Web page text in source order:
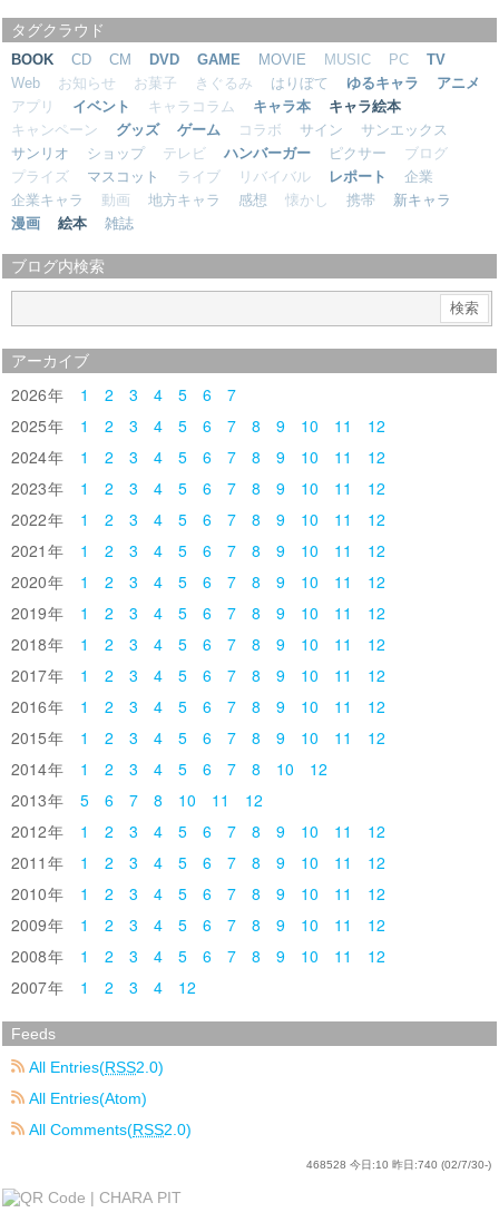
タグクラウド
BOOK CD CM DVD GAME MOVIE MUSIC PC
TV
Web
お知らせ お菓子 きぐるみ はりぼて ゆるキャラ
アニメ
アプリ
イベント キャラコラム キャラ本
キャラ絵本
キャンペーン
グッズ ゲーム コラボ サイン
サンエックス
サンリオ
ショップ テレビ ハンバーガー ピクサー
ブログ
プライズ
マスコット ライブ リバイバル レポート
企業
企業キャラ
動画 地方キャラ 感想 懐かし 携帯
新キャラ
漫画
絵本 雑誌
ブログ内検索
アーカイブ
2026 1 2 3 4 5 6
7
2025
1 2 3 4 5 6 7 8 9 10 11
12
2024
1 2 3 4 5 6 7 8 9 10 11
12
2023
1 2 3 4 5 6 7 8 9 10 11
12
2022
1 2 3 4 5 6 7 8 9 10 11
12
2021
1 2 3 4 5 6 7 8 9 10 11
12
2020
1 2 3 4 5 6 7 8 9 10 11
12
2019
1 2 3 4 5 6 7 8 9 10 11
12
2018
1 2 3 4 5 6 7 8 9 10 11
12
2017
1 2 3 4 5 6 7 8 9 10 11
12
2016
1 2 3 4 5 6 7 8 9 10 11
12
2015
1 2 3 4 5 6 7 8 9 10 11
12
2014
1 2 3 4 5 6 7 8 10
12
2013
5 6 7 8 10 11
12
2012
1 2 3 4 5 6 7 8 9 10 11
12
2011
1 2 3 4 5 6 7 8 9 10 11
12
2010
1 2 3 4 5 6 7 8 9 10 11
12
2009
1 2 3 4 5 6 7 8 9 10 11
12
2008
1 2 3 4 5 6 7 8 9 10 11
12
2007
1 2 3 4 12
Feeds
All Entries(RSS2.0)
All Entries(Atom)
All Comments(RSS2.0)
468528 今日:10 昨日:740 (02/7/30-)